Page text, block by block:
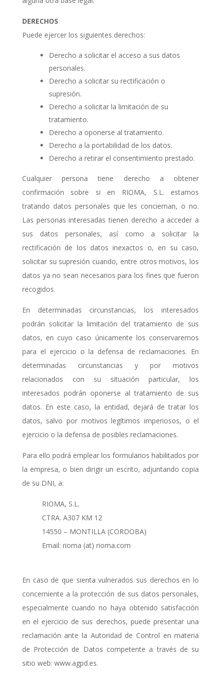
DERECHOS
Puede ejercer los siguientes derechos:
Derecho a solicitar el acceso a sus datos
personales.
Derecho a solicitar su rectificación o
supresión.
Derecho a solicitar la limitación de su
tratamiento.
Derecho a oponerse al tratamiento.
Derecho a la portabilidad de los datos.
Derecho a retirar el consentimiento prestado.
Cualquier persona tiene derecho a obtener
confirmación sobre si en RIOMA, S.L. estamos
tratando datos personales que les conciernan, o no.
Las personas interesadas tienen derecho a acceder a
sus datos personales, así como a solicitar la
rectificación de los datos inexactos o, en su caso,
solicitar su supresión cuando, entre otros motivos, los
datos ya no sean necesarios para los fines que fueron
recogidos.
En determinadas circunstancias, los interesados
podrán solicitar la limitación del tratamiento de sus
datos, en cuyo caso únicamente los conservaremos
para el ejercicio o la defensa de reclamaciones. En
determinadas circunstancias y por motivos
relacionados con su situación particular, los
interesados podrán oponerse al tratamiento de sus
datos. En este caso, la entidad, dejará de tratar los
datos, salvo por motivos legítimos imperiosos, o el
ejercicio o la defensa de posibles reclamaciones.
Para ello podrá emplear los formularios habilitados por
la empresa, o bien dirigir un escrito, adjuntando copia
de su DNI, a:
RIOMA, S.L.
CTRA. A307 KM 12
14550 – MONTILLA (CORDOBA)
Email: rioma (at) rioma.com
En caso de que sienta vulnerados sus derechos en lo
concerniente a la protección de sus datos personales,
especialmente cuando no haya obtenido satisfacción
en el ejercicio de sus derechos, puede presentar una
reclamación ante la Autoridad de Control en materia
de Protección de Datos competente a través de su
sitio web: www.agpd.es.